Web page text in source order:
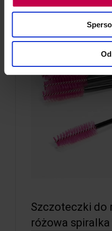
Szczoteczki do
różowa spiralka